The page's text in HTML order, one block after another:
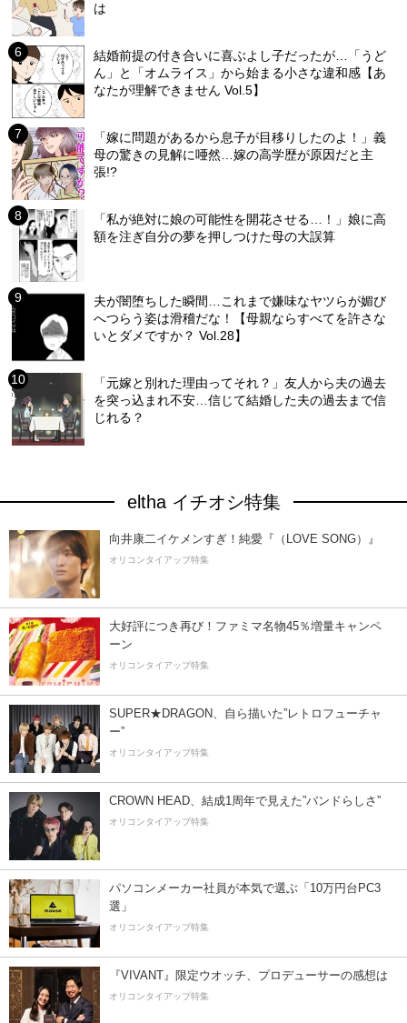
は
結婚前提の付き合いに喜ぶよし子だったが…「うど
ん」と「オムライス」から始まる小さな違和感【あ
なたが理解できません Vol.5】
「嫁に問題があるから息子が目移りしたのよ！」義
母の驚きの見解に唖然…嫁の高学歴が原因だと主
張!?
「私が絶対に娘の可能性を開花させる…！」娘に高
額を注ぎ自分の夢を押しつけた母の大誤算
夫が闇堕ちした瞬間…これまで嫌味なヤツらが媚び
へつらう姿は滑稽だな！【母親ならすべてを許さな
いとダメですか？ Vol.28】
「元嫁と別れた理由ってそれ？」友人から夫の過去
を突っ込まれ不安…信じて結婚した夫の過去まで信
じれる？
eltha イチオシ特集
向井康二イケメンすぎ！純愛『（LOVE SONG）』
オリコンタイアップ特集
大好評につき再び！ファミマ名物45％増量キャンペ
ーン
オリコンタイアップ特集
SUPER★DRAGON、自ら描いた”レトロフューチャ
ー”
オリコンタイアップ特集
CROWN HEAD、結成1周年で見えた”バンドらしさ”
オリコンタイアップ特集
パソコンメーカー社員が本気で選ぶ「10万円台PC3
選」
オリコンタイアップ特集
『VIVANT』限定ウオッチ、プロデューサーの感想は
オリコンタイアップ特集